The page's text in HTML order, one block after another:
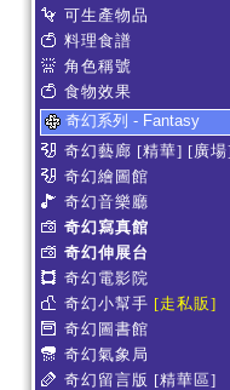
可生產物品
料理食譜
角色稱號
食物效果
奇幻系列 - Fantasy
奇幻藝廊 [精華] [廣
奇幻繪圖館
奇幻音樂廳
奇幻寫真館
奇幻伸展台
奇幻電影院
奇幻小幫手 [走私販]
奇幻圖書館
奇幻氣象局
奇幻留言版 [精華區]